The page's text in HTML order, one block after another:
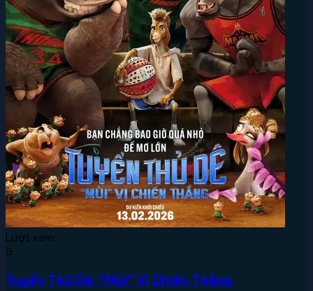
Lượt xem:
6
Tuyển Thủ Dê: “Mùi” Vị Chiến Thắng